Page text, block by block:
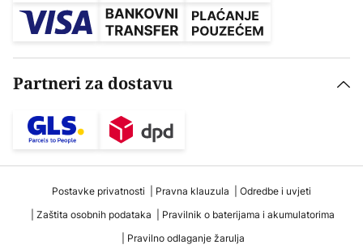
Partneri za dostavu
Postavke privatnosti Pravna klauzula
Odredbe i uvjeti
Zaštita osobnih podataka
Pravilnik o baterijama i akumulatorima
Pravilno odlaganje žarulja